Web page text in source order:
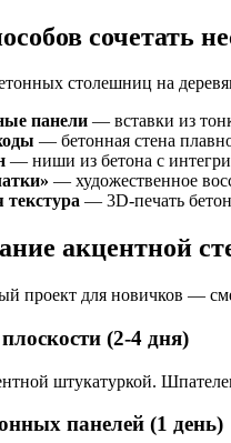
сочетать
столешниц на
панели — вставки из
— бетонная стена
— ниши из бетона с
— художественное
— 3D-печать
акцентной
проект для новичков —
(2-4 дня)
штукатуркой.
панелей (1 день)